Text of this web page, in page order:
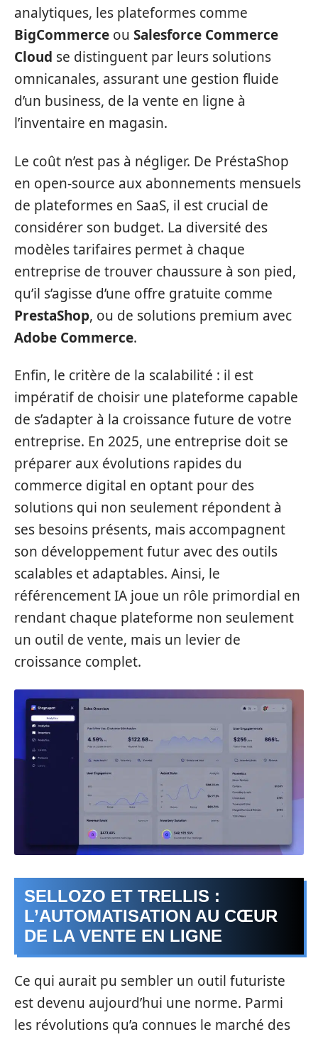
analytiques, les plateformes comme
BigCommerce ou Salesforce Commerce
Cloud se distinguent par leurs solutions
omnicanales, assurant une gestion fluide
d’un business, de la vente en ligne à
l’inventaire en magasin.
Le coût n’est pas à négliger. De PréstaShop
en open-source aux abonnements mensuels
de plateformes en SaaS, il est crucial de
considérer son budget. La diversité des
modèles tarifaires permet à chaque
entreprise de trouver chaussure à son pied,
qu’il s’agisse d’une offre gratuite comme
PrestaShop, ou de solutions premium avec
Adobe Commerce.
Enfin, le critère de la scalabilité : il est
impératif de choisir une plateforme capable
de s’adapter à la croissance future de votre
entreprise. En 2025, une entreprise doit se
préparer aux évolutions rapides du
commerce digital en optant pour des
solutions qui non seulement répondent à
ses besoins présents, mais accompagnent
son développement futur avec des outils
scalables et adaptables. Ainsi, le
référencement IA joue un rôle primordial en
rendant chaque plateforme non seulement
un outil de vente, mais un levier de
croissance complet.
SELLOZO ET TRELLIS :
L’AUTOMATISATION AU CŒUR
DE LA VENTE EN LIGNE
Ce qui aurait pu sembler un outil futuriste
est devenu aujourd’hui une norme. Parmi
les révolutions qu’a connues le marché des